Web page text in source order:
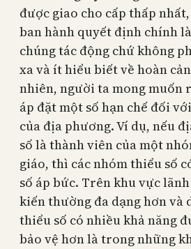
được giao cho cấp thấp
ban hành quyết định chính
chúng tác động chứ không
xa và ít hiểu biết về hoàn
nhiên, người ta mong muốn
áp đặt một số hạn chế đối
của địa phương. Ví dụ, nếu
số là thành viên của một
giáo, thì các nhóm thiểu số
số áp bức. Trên khu vực
kiến thường đa dạng hơn và
thiểu số có nhiều khả năng
bảo vệ hơn là trong những